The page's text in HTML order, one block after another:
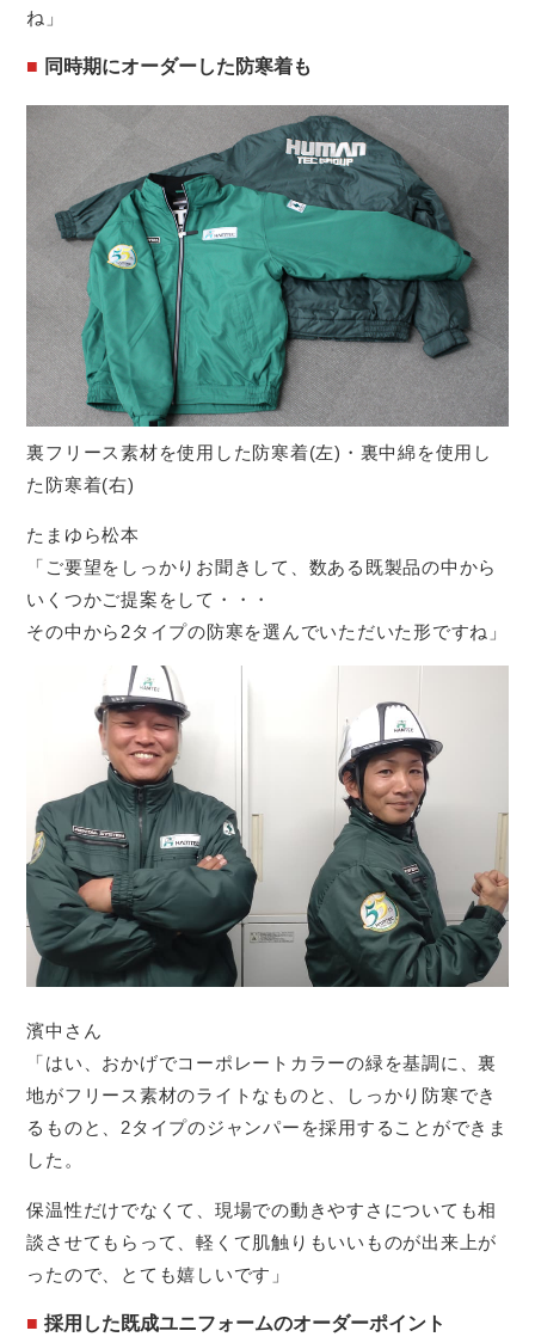
ね」
同時期にオーダーした防寒着も
裏フリース素材を使用した防寒着(左)・裏中綿を使用し
た防寒着(右)
たまゆら松本
「ご要望をしっかりお聞きして、数ある既製品の中から
いくつかご提案をして・・・
その中から2タイプの防寒を選んでいただいた形ですね」
濱中さん
「はい、おかげでコーポレートカラーの緑を基調に、裏
地がフリース素材のライトなものと、しっかり防寒でき
るものと、2タイプのジャンパーを採用することができま
した。
保温性だけでなくて、現場での動きやすさについても相
談させてもらって、軽くて肌触りもいいものが出来上が
ったので、とても嬉しいです」
採用した既成ユニフォームのオーダーポイント